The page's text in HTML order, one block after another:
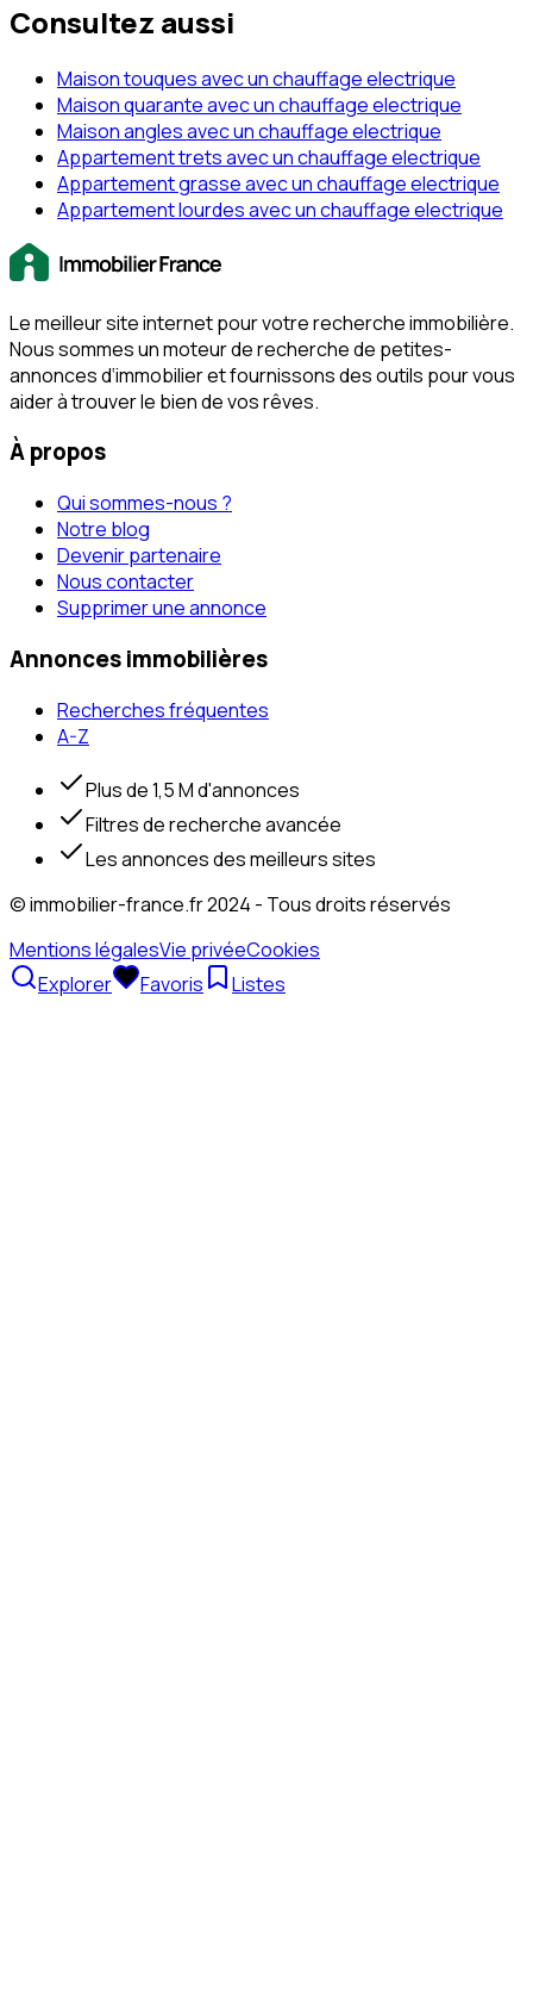
Consultez aussi
Maison touques avec un chauffage electrique
Maison quarante avec un chauffage electrique
Maison angles avec un chauffage electrique
Appartement trets avec un chauffage electrique
Appartement grasse avec un chauffage electrique
Appartement lourdes avec un chauffage electrique
Le meilleur site internet pour votre recherche immobilière.
Nous sommes un moteur de recherche de petites-
annonces d‘immobilier et fournissons des outils pour vous
aider à trouver le bien de vos rêves.
À propos
Qui sommes-nous ?
Notre blog
Devenir partenaire
Nous contacter
Supprimer une annonce
Annonces immobilières
Recherches fréquentes
A-Z
Plus de 1,5 M d'annonces
Filtres de recherche avancée
Les annonces des meilleurs sites
© immobilier-france.fr 2024 - Tous droits réservés
Mentions légalesVie privéeCookies
Explorer
Favoris Listes